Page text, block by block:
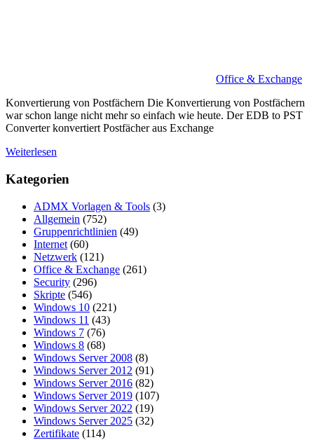
Office & Exchange
Konvertierung von Postfächern Die Konvertierung von Postfächern
war schon lange nicht mehr so einfach wie heute. Der EDB to PST
Converter konvertiert Postfächer aus Exchange
Weiterlesen
Kategorien
ADMX Vorlagen & Tools (3)
Allgemein (752)
Gruppenrichtlinien (49)
Internet (60)
Netzwerk (121)
Office & Exchange (261)
Security (296)
Skripte (546)
Windows 10 (221)
Windows 11 (43)
Windows 7 (76)
Windows 8 (68)
Windows Server 2008 (8)
Windows Server 2012 (91)
Windows Server 2016 (82)
Windows Server 2019 (107)
Windows Server 2022 (19)
Windows Server 2025 (32)
Zertifikate (114)